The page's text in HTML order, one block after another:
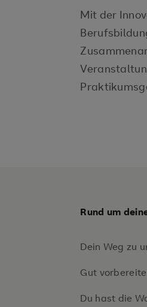
Mit der
Rund um
Dein Weg zu
Gut
Du hast die